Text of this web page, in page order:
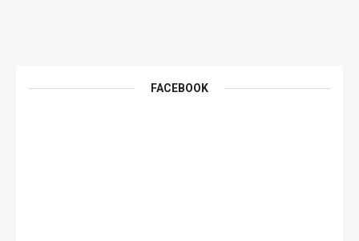
FACEBOOK